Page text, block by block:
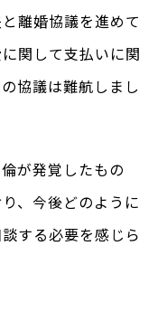
離婚協議を進めて
関して支払いに関
協議は難航しまし
が発覚したもの
、今後どのように
する必要を感じら